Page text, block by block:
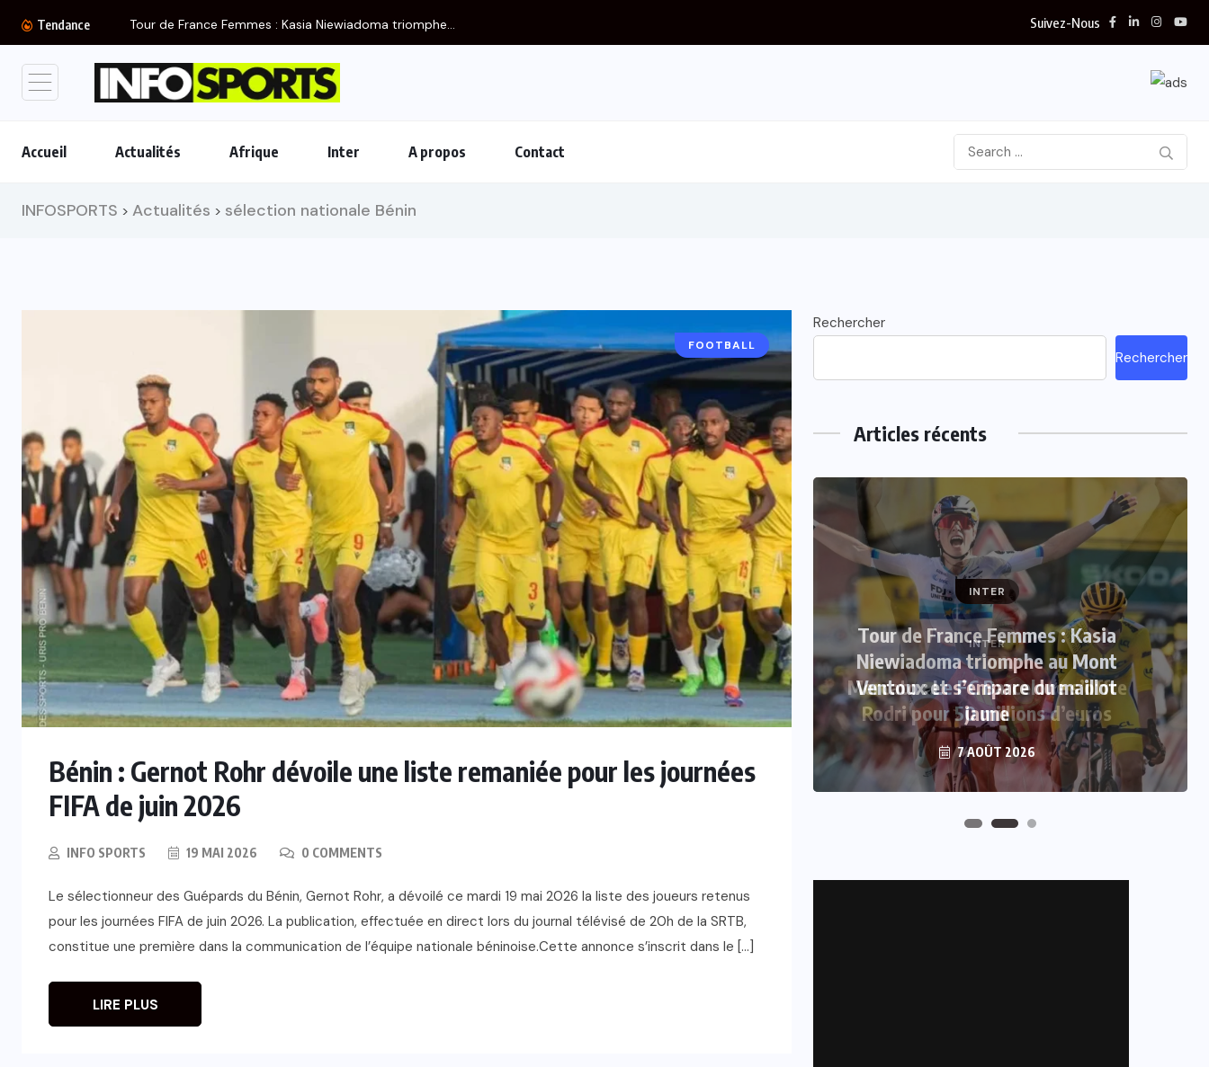
Tendance Tour de France Femmes : Kasia Niewiadoma triomphe... Suivez-Nous
Accueil Actualités Afrique Inter A propos Contact
INFOSPORTS > Actualités > sélection nationale Bénin
FOOTBALL
Bénin : Gernot Rohr dévoile une liste remaniée pour les journées
FIFA de juin 2026
INFO SPORTS 19 MAI 2026 0 COMMENTS
Le sélectionneur des Guépards du Bénin, Gernot Rohr, a dévoilé ce mardi 19 mai 2026 la liste des joueurs retenus
pour les journées FIFA de juin 2026. La publication, effectuée en direct lors du journal télévisé de 20h de la SRTB,
constitue une première dans la communication de l’équipe nationale béninoise.Cette annonce s’inscrit dans le […]
LIRE PLUS
Rechercher
Rechercher
Articles récents
INTER
Mercato : Monaco s’intéresse à
Romelu Lukaku, Naples prêt à le
laisser partir
INTER
Tour de France Femmes : Kasia
Niewiadoma triomphe au Mont
Ventoux et s’empare du maillot
jaune
INTER
Mercato : Le FC Barcelone s’offre
Rodri pour 50 millions d’euros
7 AOÛT 2026